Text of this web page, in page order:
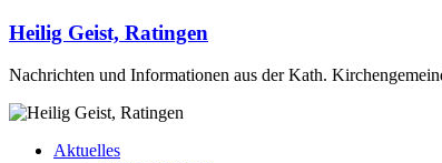
Heilig Geist, Ratingen
Nachrichten und Informationen aus der Kath.
Aktuelles